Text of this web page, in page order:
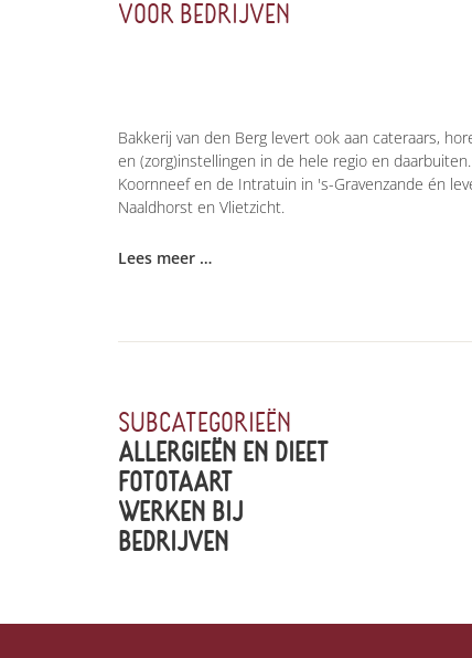
VOOR BEDRIJVEN
Bakkerij van den Berg levert ook aan cateraars,
en (zorg)instellingen in de hele regio en
Koornneef en de Intratuin in 's-Gravenzande én
Naaldhorst en Vlietzicht.
Lees meer …
SUBCATEGORIEËN
ALLERGIEËN EN DIEET
FOTOTAART
WERKEN BIJ
BEDRIJVEN